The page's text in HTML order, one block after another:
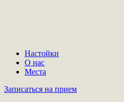
Настойки
О нас
Места
Записаться на прием